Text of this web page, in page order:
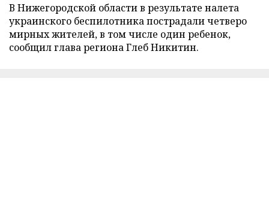
В Нижегородской области в результате налета
украинского беспилотника пострадали четверо
мирных жителей, в том числе один ребенок,
сообщил глава региона Глеб Никитин.